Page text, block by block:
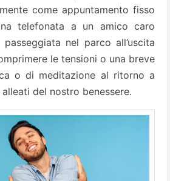
come appuntamento fisso
telefonata a un amico caro
nel parco all’uscita
le tensioni o una breve
o di meditazione al ritorno a
del nostro benessere.